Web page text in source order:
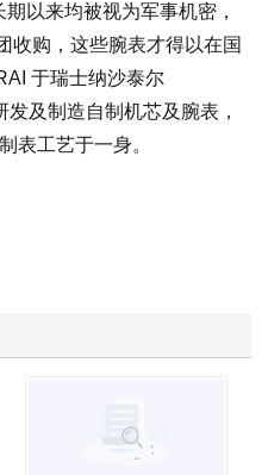
以来均被视为军事机密，
收购，这些腕表才得以在国
于瑞士纳沙泰尔
发及制造自制机芯及腕表，
表工艺于一身。